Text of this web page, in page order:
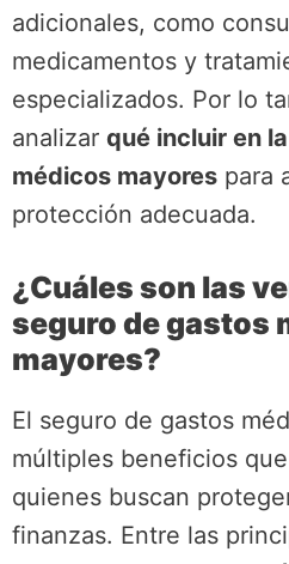
adicionales, como
medicamentos y
especializados. Por lo
analizar qué incluir en
médicos mayores para
protección adecuada.
¿Cuáles son las
seguro de gastos
mayores?
El seguro de gastos
múltiples beneficios
quienes buscan
finanzas. Entre las